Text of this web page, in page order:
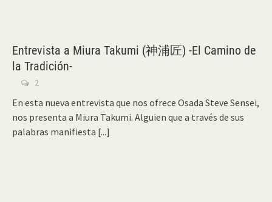
Entrevista a Miura Takumi (神浦匠) -El Camino de
la Tradición-
2
En esta nueva entrevista que nos ofrece Osada Steve Sensei,
nos presenta a Miura Takumi. Alguien que a través de sus
palabras manifiesta [...]